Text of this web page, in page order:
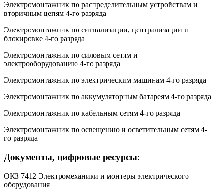
Электромонтажник по распределительным устройствам и
вторичным цепям 4-го разряда
Электромонтажник по сигнализации, централизации и
блокировке 4-го разряда
Электромонтажник по силовым сетям и
электрооборудованию 4-го разряда
Электромонтажник по электрическим машинам 4-го разряда
Электромонтажник по аккумуляторным батареям 4-го разряда
Электромонтажник по кабельным сетям 4-го разряда
Электромонтажник по освещению и осветительным сетям 4-
го разряда
Документы, цифровые ресурсы:
ОКЗ 7412 Электромеханики и монтеры электрического
оборудования